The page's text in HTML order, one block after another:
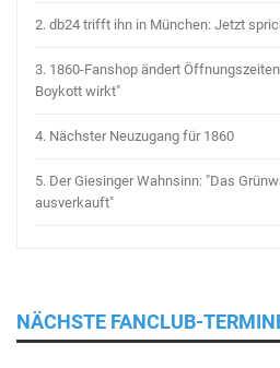
2. db24 trifft ihn in München: Jetzt
3. 1860-Fanshop ändert
Boykott wirkt"
4. Nächster Neuzugang für 1860
5. Der Giesinger Wahnsinn: "Das
ausverkauft"
NÄCHSTE FANCLUB-